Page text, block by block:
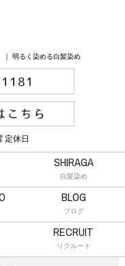
｜ 明るく染める白髪染め
休日
SHIRAGA
白髪染め
BLOG
ブログ
RECRUIT
リクルート